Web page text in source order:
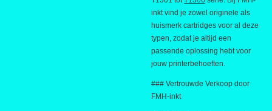
inkt vind je zowel originele als
huismerk cartridges voor al deze
typen, zodat je altijd een
passende oplossing hebt voor
jouw printerbehoeften.
### Vertrouwde Verkoop door
FMH-inkt